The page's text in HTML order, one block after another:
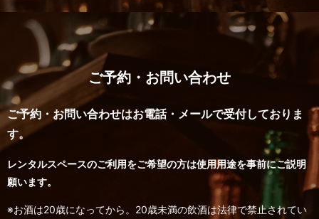
ご予約・お問い合わせ
ご予約・お問い合わせはお電話・メールで受付しておりま
す。
レンタルスペースのご利用をご希望の方は使用用途を事前にご説明
願います。
※お酒は20歳になってから。20歳未満の飲酒は法律で禁止されてい